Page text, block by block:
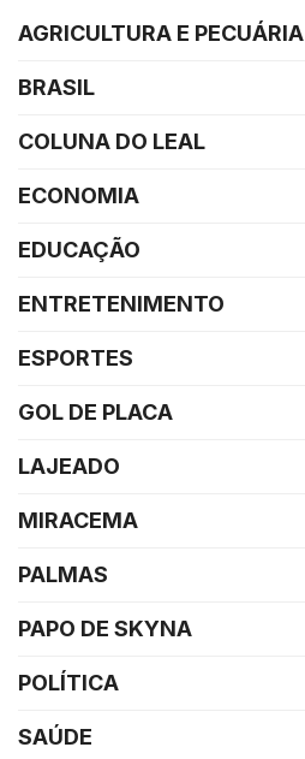
AGRICULTURA E PECUÁRIA
BRASIL
COLUNA DO LEAL
ECONOMIA
EDUCAÇÃO
ENTRETENIMENTO
ESPORTES
GOL DE PLACA
LAJEADO
MIRACEMA
PALMAS
PAPO DE SKYNA
POLÍTICA
SAÚDE